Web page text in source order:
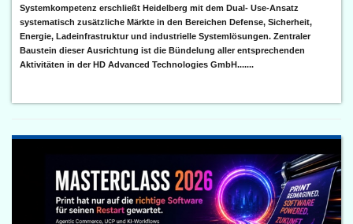
Systemkompetenz erschließt Heidelberg mit dem Dual- Use-Ansatz
systematisch zusätzliche Märkte in den Bereichen Defense, Sicherheit,
Energie, Ladeinfrastruktur und industrielle Systemlösungen. Zentraler
Baustein dieser Ausrichtung ist die Bündelung aller entsprechenden
Aktivitäten in der HD Advanced Technologies GmbH.......